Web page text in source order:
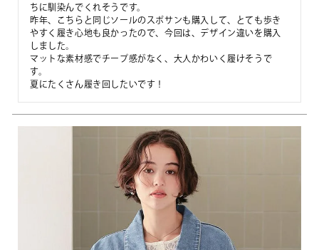
ちに馴染んでくれそうです。
昨年、こちらと同じソールのスポサンも購入して、とても歩き
やすく履き心地も良かったので、今回は、デザイン違いを購入
しました。
マットな素材感でチープ感がなく、大人かわいく履けそうで
す。
夏にたくさん履き回したいです！